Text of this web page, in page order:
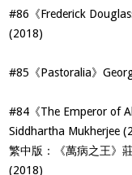
#86《Frederick
(2018)
#85《Pastoralia》
#84《The Emperor of
Siddhartha Mukherjee
繁中版：《萬病之王》
(2018)